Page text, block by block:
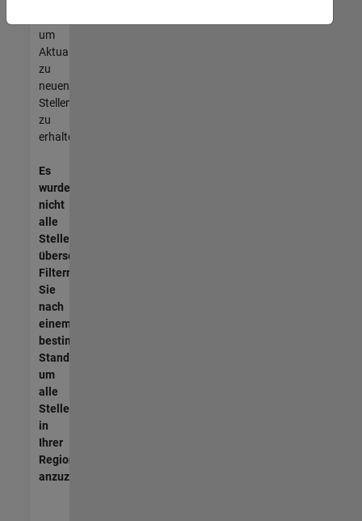
um
Aktualisierungen
zu
neuen
Stellenangeboten
zu
erhalten.
Es
wurden
nicht
alle
Stellen
übersetzt.
Filtern
Sie
nach
einem
bestimmten
Standort,
um
alle
Stellenangebote
in
Ihrer
Region
anzuzeigen.